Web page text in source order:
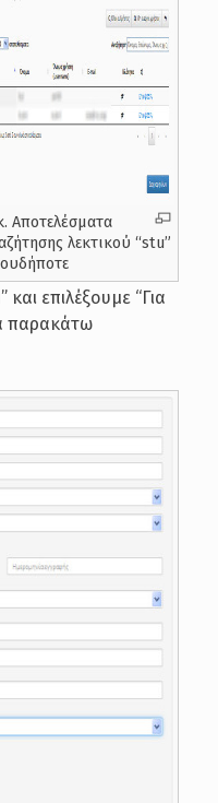
Αποτελέσματα
λεκτικού “stu”
επιλέξουμε “Για
παρακάτω